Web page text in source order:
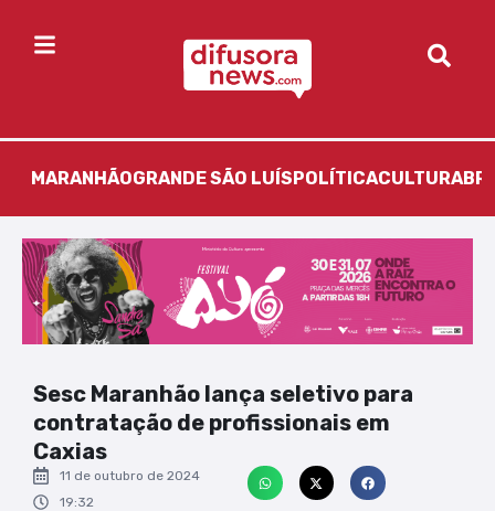
MARANHÃOGRANDE SÃO LUÍS POLÍTICACULTURA
Sesc Maranhão lança seletivo para
contratação de profissionais em
Caxias
11 de outubro de 2024
19:32